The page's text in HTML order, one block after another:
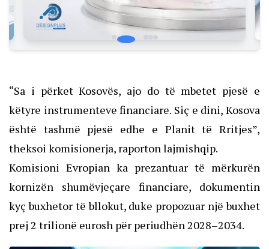
“Sa i përket Kosovës, ajo do të mbetet pjesë e
këtyre instrumenteve financiare. Siç e dini, Kosova
është tashmë pjesë edhe e Planit të Rritjes”,
theksoi komisionerja, raporton lajmishqip.
Komisioni Evropian ka prezantuar të mërkurën
kornizën shumëvjeçare financiare, dokumentin
kyç buxhetor të bllokut, duke propozuar një buxhet
prej 2 trilionë eurosh për periudhën 2028–2034.